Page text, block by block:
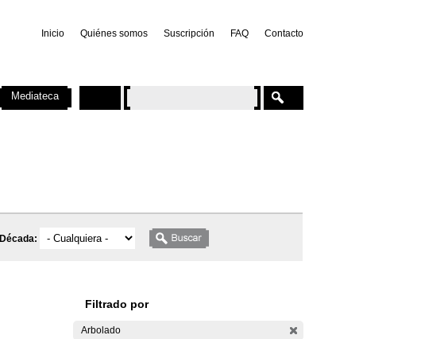
Inicio Quiénes somos Suscripción FAQ Contacto
Década:
Filtrado por
Arbolado
Mediateca